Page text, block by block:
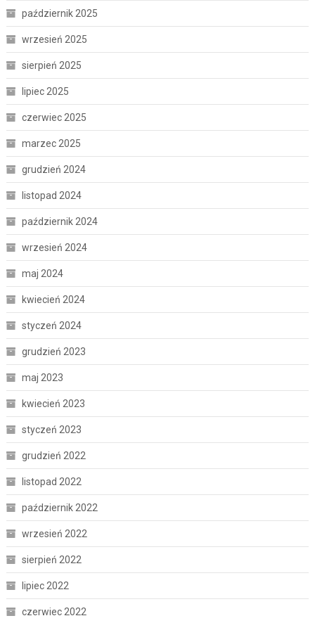
październik 2025
wrzesień 2025
sierpień 2025
lipiec 2025
czerwiec 2025
marzec 2025
grudzień 2024
listopad 2024
październik 2024
wrzesień 2024
maj 2024
kwiecień 2024
styczeń 2024
grudzień 2023
maj 2023
kwiecień 2023
styczeń 2023
grudzień 2022
listopad 2022
październik 2022
wrzesień 2022
sierpień 2022
lipiec 2022
czerwiec 2022